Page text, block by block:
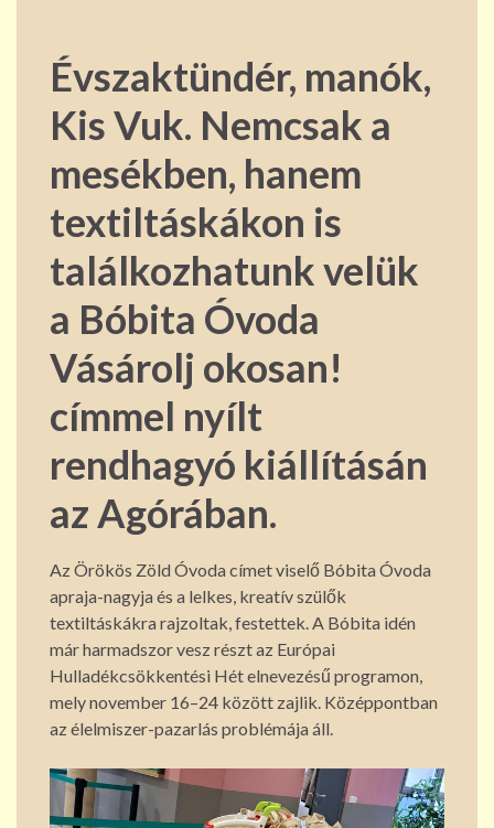
Évszaktündér, manók,
Kis Vuk. Nemcsak a
mesékben, hanem
textiltáskákon is
találkozhatunk velük
a Bóbita Óvoda
Vásárolj okosan!
címmel nyílt
rendhagyó kiállításán
az Agórában.
Az Örökös Zöld Óvoda címet viselő Bóbita Óvoda
apraja-nagyja és a lelkes, kreatív szülők
textiltáskákra rajzoltak, festettek. A Bóbita idén
már harmadszor vesz részt az Európai
Hulladékcsökkentési Hét elnevezésű programon,
mely november 16–24 között zajlik. Középpontban
az élelmiszer-pazarlás problémája áll.